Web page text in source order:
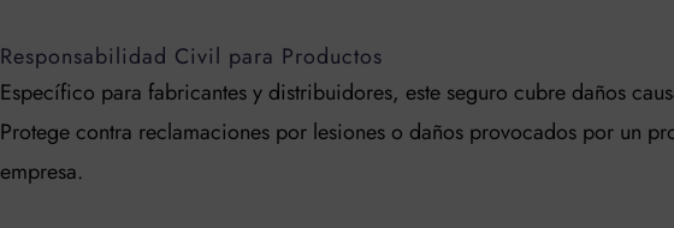
Responsabilidad Civil para Productos
Específico para fabricantes y distribuidores, este seguro cubre daños
Protege contra reclamaciones por lesiones o daños provocados por un
empresa.